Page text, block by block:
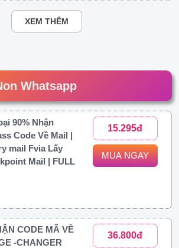
XEM THÊM
Whatsapp
90% Nhận
Code Về Mail |
mail Fvia Lấy
Mail | FULL
15.295đ
MUA NGAY
CODE MÃ VỀ
-CHANGER
36.800đ